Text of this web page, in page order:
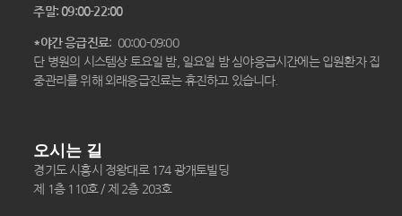
주말: 09:00-22:00
*야간 응급진료: 00:00-09:00
단 병원의 시스템상 토요일 밤, 일요일 밤 심야응급시간에는 입원환자 집
중관리를 위해 외래응급진료는 휴진하고 있습니다.
오시는 길
경기도 시흥시 정왕대로 174 광개토빌딩
제 1층 110호 / 제 2층 203호